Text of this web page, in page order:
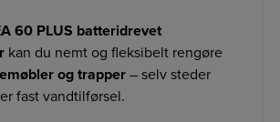
60 PLUS batteridrevet
kan du nemt og fleksibelt rengøre
og trapper– selv steder
fast vandtilførsel.